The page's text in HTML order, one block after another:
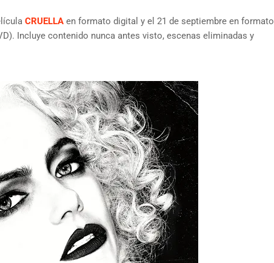
CRUELLAen formato digital y el 21 de septiembre en formato
Incluye contenido nunca antes visto, escenas eliminadas y